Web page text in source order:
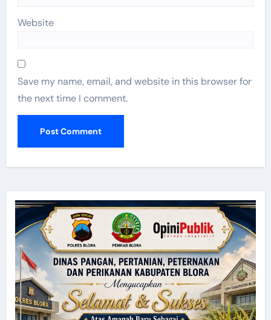
Website
Save my name, email, and website in this browser for
the next time I comment.